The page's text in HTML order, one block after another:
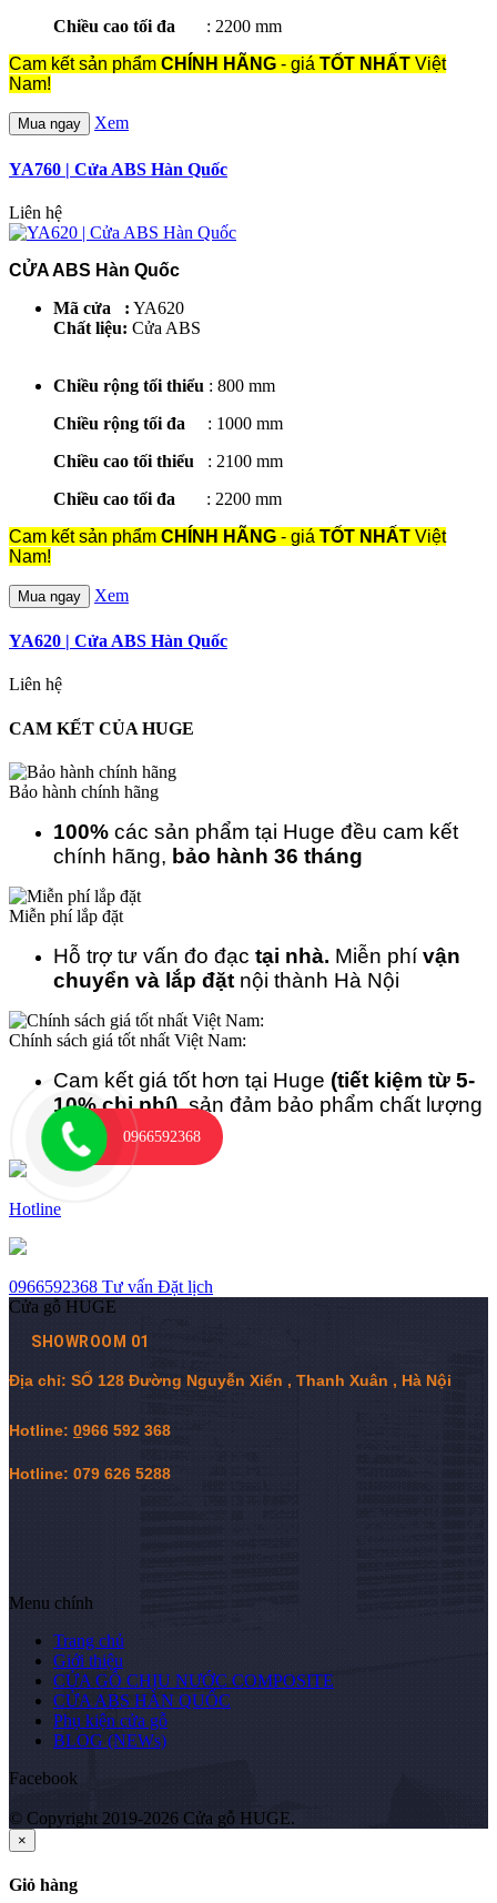
Chiều cao tối đa : 2200 mm
Cam kết sản phẩm CHÍNH HÃNG - giá TỐT NHẤT Việt
Nam!
Mua ngay Xem
YA760 | Cửa ABS Hàn Quốc
Liên hệ
CỬA ABS Hàn Quốc
Mã cửa : YA620
Chất liệu: Cửa ABS
Chiều rộng tối thiểu : 800 mm
Chiều rộng tối đa : 1000 mm
Chiều cao tối thiểu : 2100 mm
Chiều cao tối đa : 2200 mm
Cam kết sản phẩm CHÍNH HÃNG - giá TỐT NHẤT Việt
Nam!
Mua ngay Xem
YA620 | Cửa ABS Hàn Quốc
Liên hệ
CAM KẾT CỦA HUGE
Bảo hành chính hãng
100% các sản phẩm tại Huge đều cam kết
chính hãng, bảo hành 36 tháng
Miễn phí lắp đặt
Hỗ trợ tư vấn đo đạc tại nhà. Miễn phí vận
chuyển và lắp đặt nội thành Hà Nội
Chính sách giá tốt nhất Việt Nam:
Cam kết giá tốt hơn tại Huge (tiết kiệm từ 5-
10% chi phí), sản đảm bảo phẩm chất lượng
cao.
Hotline
0966592368 Tư vấn Đặt lịch
Cửa gỗ HUGE
SHOWROOM 01
Địa chỉ: SỐ 128 Đường Nguyễn Xiển , Thanh Xuân , Hà Nội
Hotline: 0966 592 368
Hotline: 079 626 5288
Menu chính
Trang chủ
Giới thiệu
CỬA GỖ CHỊU NƯỚC COMPOSITE
CỬA ABS HÀN QUỐC
Phụ kiện cửa gỗ
BLOG (NEWs)
Facebook
© Copyright 2019-2026 Cửa gỗ HUGE.
0966592368
×
Giỏ hàng